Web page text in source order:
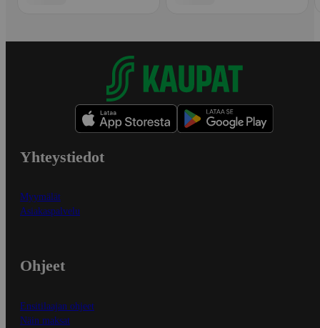
Yhteystiedot
Myymälät
Asiakaspalvelu
Ohjeet
Ensitilaajan ohjeet
Näin maksat